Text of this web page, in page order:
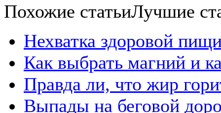
Похожие статьиЛучшие
Нехватка здоровой
Как выбрать магний и
Правда ли, что жир
Выпады на беговой